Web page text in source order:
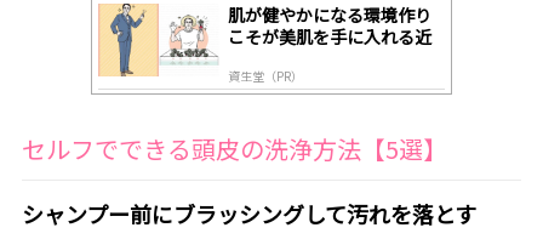
肌が健やかになる環境作り
こそが美肌を手に入れる近
資生堂（PR）
セルフでできる頭皮の洗浄方法【5選】
シャンプー前にブラッシングして汚れを落とす